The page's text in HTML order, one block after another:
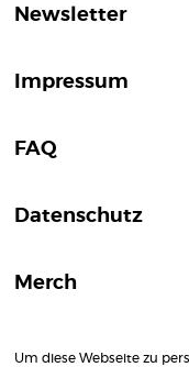
Newsletter
Impressum
FAQ
Datenschutz
Merch
Um diese Webseite zu